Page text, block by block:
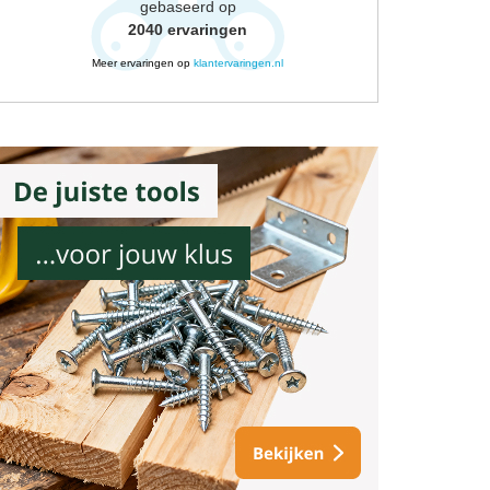
gebaseerd op
2040 ervaringen
Meer ervaringen op klantervaringen.nl